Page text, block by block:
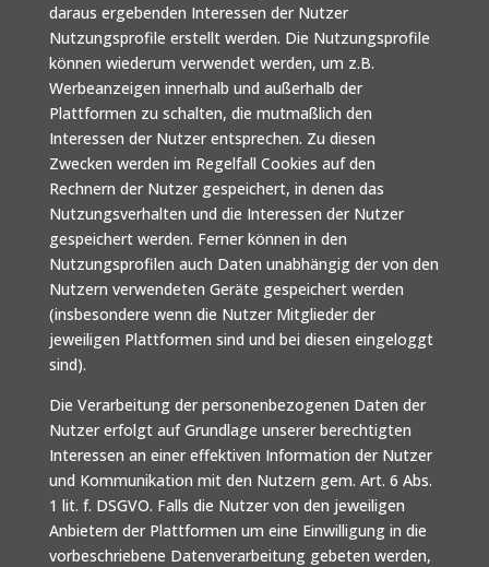
daraus ergebenden Interessen der Nutzer
Nutzungsprofile erstellt werden. Die Nutzungsprofile
können wiederum verwendet werden, um z.B.
Werbeanzeigen innerhalb und außerhalb der
Plattformen zu schalten, die mutmaßlich den
Interessen der Nutzer entsprechen. Zu diesen
Zwecken werden im Regelfall Cookies auf den
Rechnern der Nutzer gespeichert, in denen das
Nutzungsverhalten und die Interessen der Nutzer
gespeichert werden. Ferner können in den
Nutzungsprofilen auch Daten unabhängig der von den
Nutzern verwendeten Geräte gespeichert werden
(insbesondere wenn die Nutzer Mitglieder der
jeweiligen Plattformen sind und bei diesen eingeloggt
sind).
Die Verarbeitung der personenbezogenen Daten der
Nutzer erfolgt auf Grundlage unserer berechtigten
Interessen an einer effektiven Information der Nutzer
und Kommunikation mit den Nutzern gem. Art. 6 Abs.
1 lit. f. DSGVO. Falls die Nutzer von den jeweiligen
Anbietern der Plattformen um eine Einwilligung in die
vorbeschriebene Datenverarbeitung gebeten werden,